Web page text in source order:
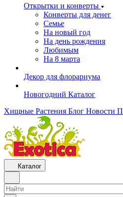
Открытки и конверты
Конверты для денег
Семье
На новый год
На день рождения
Любимым
На 8 марта
Декор для флорариума
Новогодний Каталог
Хищные Растения Блог Новости
Каталог